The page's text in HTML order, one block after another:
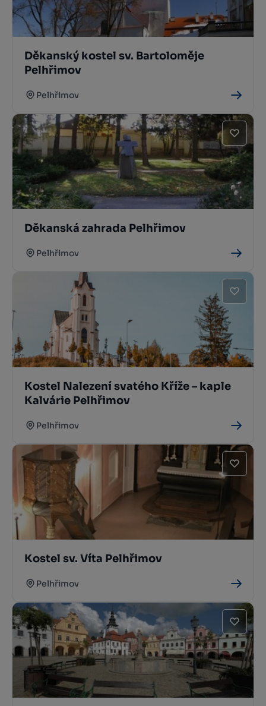
Děkanský kostel sv. Bartoloměje
Pelhřimov
Pelhřimov
Děkanská zahrada Pelhřimov
Pelhřimov
Kostel Nalezení svatého Kříže – kaple
Kalvárie Pelhřimov
Pelhřimov
Kostel sv. Víta Pelhřimov
Pelhřimov